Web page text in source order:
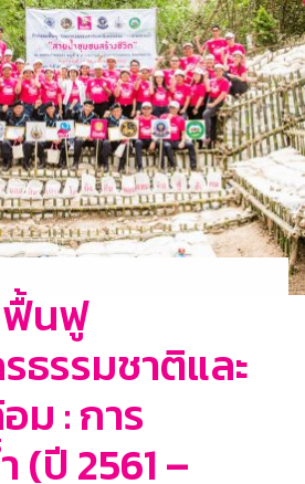
นฟู
ธรรมชาติและ
ม : การ
(ปี 2561 –